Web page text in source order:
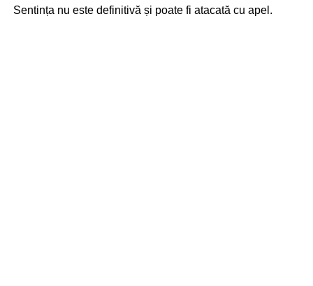
Sentința nu este definitivă și poate fi atacată cu apel.